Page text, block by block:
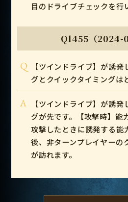
目のドライブチェックを行
Q1455（2024-
Q
【ツインドライブ】が誘
グとクイックタイミングは
A
【ツインドライブ】が誘
グが先です。【攻撃時】能
攻撃したときに誘発する能
後、非ターンプレイヤーの
が訪れます。